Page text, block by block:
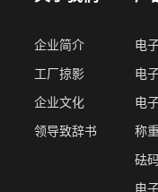
企业简介
工厂掠影
企业文化
领导致辞书
电
电
电
称
砝
电